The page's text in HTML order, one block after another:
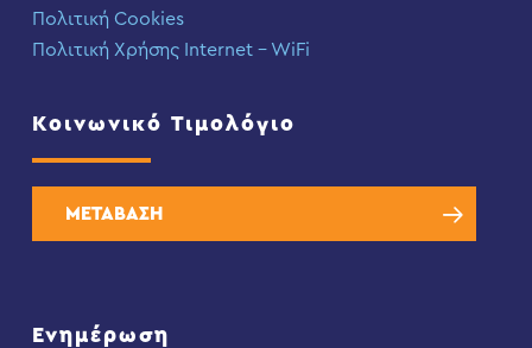
Πολιτική Cookies
Πολιτική Χρήσης Internet – WiFi
Κοινωνικό Τιμολόγιο
ΜΕΤΑΒΑΣΗ
Ενημέρωση